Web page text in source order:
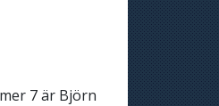
7 är Björn